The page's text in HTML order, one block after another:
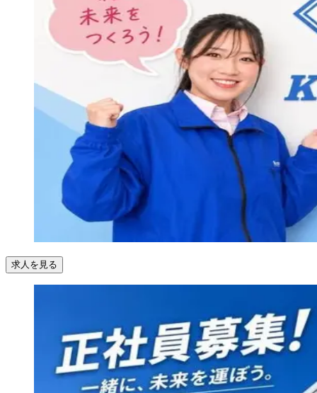
求人を見る